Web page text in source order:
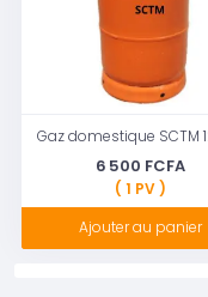
Gaz domestique SCTM
6 500 FCFA
( 1 PV )
Ajouter au panier